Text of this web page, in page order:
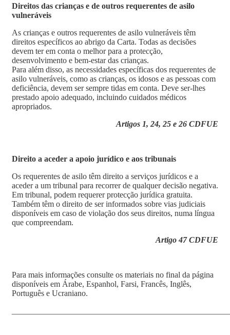
Direitos das crianças e de outros requerentes de asilo
vulneráveis
As crianças e outros requerentes de asilo vulneráveis têm
direitos específicos ao abrigo da Carta. Todas as decisões
devem ter em conta o melhor para a protecção,
desenvolvimento e bem-estar das crianças.
Para além disso, as necessidades específicas dos requerentes de
asilo vulneráveis, como as crianças, os idosos e as pessoas com
deficiência, devem ser sempre tidas em conta. Deve ser-lhes
prestado apoio adequado, incluindo cuidados médicos
apropriados.
Artigos 1, 24, 25 e 26 CDFUE
Direito a aceder a apoio jurídico e aos tribunais
Os requerentes de asilo têm direito a serviços jurídicos e a
aceder a um tribunal para recorrer de qualquer decisão negativa.
Em tribunal, podem requerer protecção jurídica gratuita.
Também têm o direito de ser informados sobre vias judiciais
disponíveis em caso de violação dos seus direitos, numa língua
que compreendam.
Artigo 47 CDFUE
Para mais informações consulte os materiais no final da página
disponíveis em Árabe, Espanhol, Farsi, Francês, Inglês,
Português e Ucraniano.